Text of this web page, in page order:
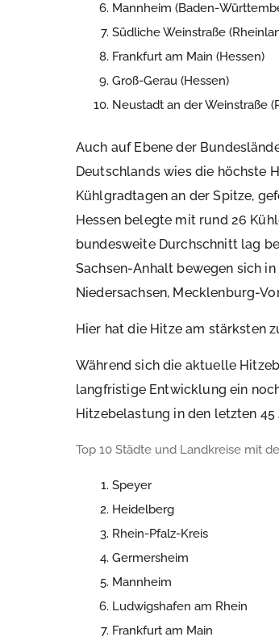
Mannheim (Baden-
Südliche Weinstraße
Frankfurt am Main (Hessen)
Groß-Gerau (Hessen)
Neustadt an der Weinstraße
Auch auf Ebene der
Deutschlands wies die höchste
Kühlgradtagen an der Spitze,
Hessen belegte mit rund 26
bundesweite Durchschnitt lag
Sachsen-Anhalt bewegen sich
Niedersachsen, Mecklenburg-
Hier hat die Hitze am stärksten
Während sich die aktuelle
langfristige Entwicklung ein
Hitzebelastung in den letzten
Top 10 Städte und Landkreise mit
Speyer
Heidelberg
Rhein-Pfalz-Kreis
Germersheim
Mannheim
Ludwigshafen am Rhein
Frankfurt am Main